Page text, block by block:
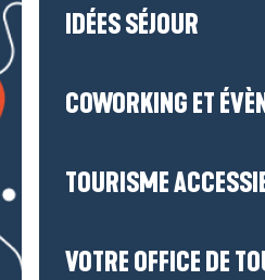
IDÉES SÉJOUR
COWORKING ET
TOURISME
VOTRE OFFICE DE